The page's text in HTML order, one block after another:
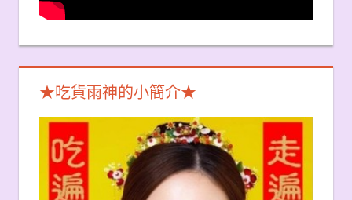
★吃貨雨神的小簡介★